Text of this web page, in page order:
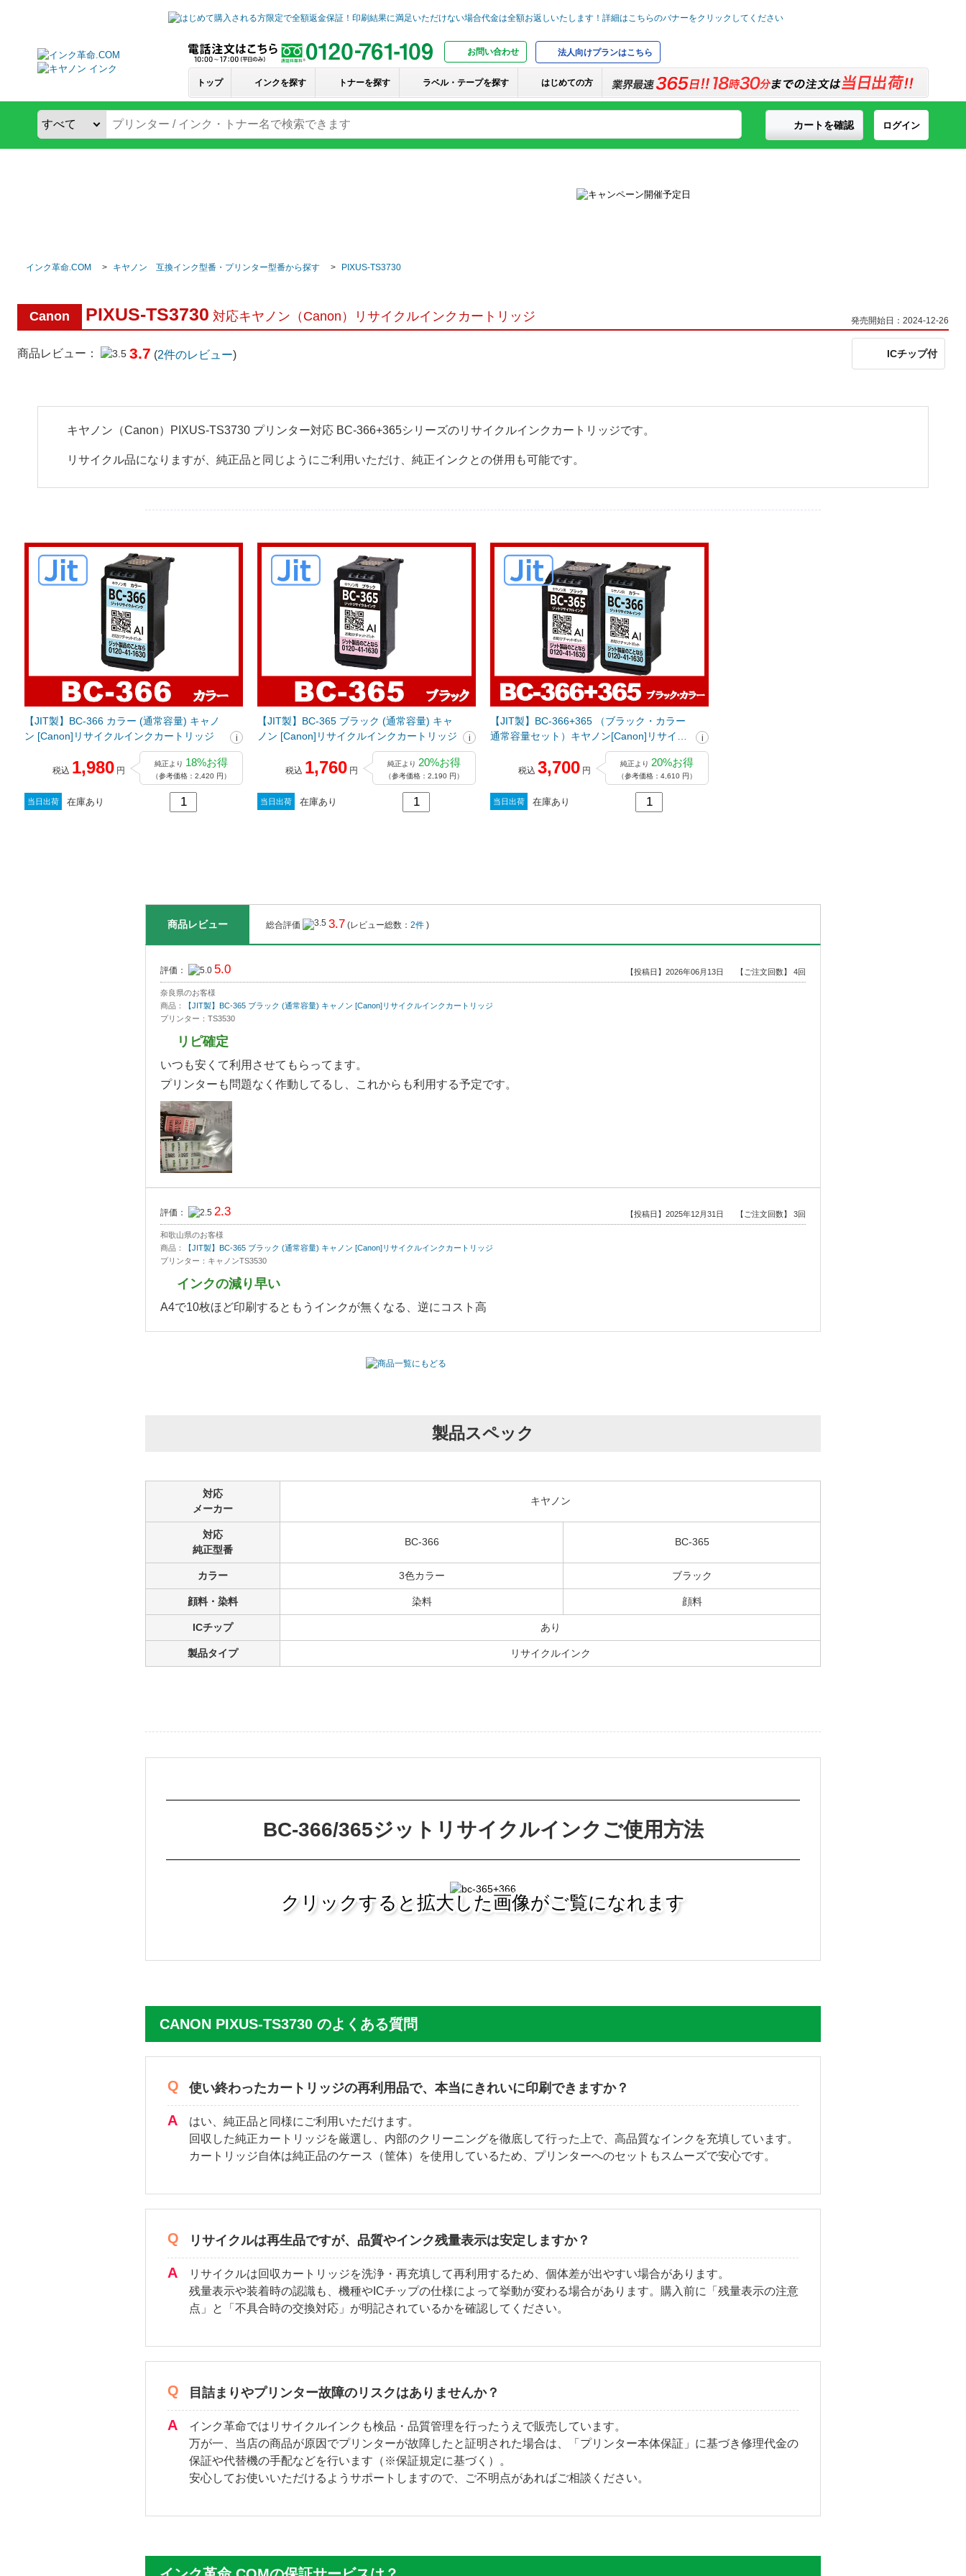
お問い合わせ 法人向けプランはこちら
トップ インクを探す トナーを探す ラベル・テープを探す はじめての方
ログイン
カートを確認
インク革命.COM キヤノン 互換インク型番・プリンター型番から探す PIXUS-TS3730
Canon PIXUS-TS3730 対応キヤノン（Canon）リサイクルインクカートリッジ 発売開始日：2024-12-26
商品レビュー： 3.7 (2件のレビュー) ICチップ付
キヤノン（Canon）PIXUS-TS3730 プリンター対応 BC-366+365シリーズのリサイクルインクカートリッジです。
リサイクル品になりますが、純正品と同じようにご利用いただけ、純正インクとの併用も可能です。
【JIT製】BC-366 カラー (通常容量) キャノ
ン [Canon]リサイクルインクカートリッジ
税込 1,980 円
純正より 18%お得
（参考価格：2,420 円）
当日出荷 在庫あり
【JIT製】BC-365 ブラック (通常容量) キャ
ノン [Canon]リサイクルインクカートリッジ
税込 1,760 円
純正より 20%お得
（参考価格：2,190 円）
当日出荷 在庫あり
【JIT製】BC-366+365 （ブラック・カラー
通常容量セット）キヤノン[Canon]リサイク
税込 3,700 円
純正より 20%お得
（参考価格：4,610 円）
当日出荷 在庫あり
商品レビュー 総合評価 3.7 (レビュー総数： 2件 )
評価： 5.0 【ご注文回数】 4回
【投稿日】2026年06月13日
奈良県のお客様
商品：
【JIT製】BC-365 ブラック (通常容量) キャノン [Canon]リサイクルインクカートリッジ
プリンター：TS3530
リピ確定
いつも安くて利用させてもらってます。
プリンターも問題なく作動してるし、これからも利用する予定です。
評価： 2.3 【ご注文回数】 3回
【投稿日】2025年12月31日
和歌山県のお客様
商品：
【JIT製】BC-365 ブラック (通常容量) キャノン [Canon]リサイクルインクカートリッジ
プリンター：キャノンTS3530
インクの減り早い
A4で10枚ほど印刷するともうインクが無くなる、逆にコスト高
製品スペック
対応
メーカー
キヤノン
対応
純正型番
BC-366 BC-365
カラー 3色カラー ブラック
顔料・染料 染料 顔料
ICチップ あり
製品タイプ リサイクルインク
BC-366/365ジットリサイクルインクご使用方法
クリックすると拡大した画像がご覧になれます
CANON PIXUS-TS3730 のよくある質問
使い終わったカートリッジの再利用品で、本当にきれいに印刷できますか？
はい、純正品と同様にご利用いただけます。
回収した純正カートリッジを厳選し、内部のクリーニングを徹底して行った上で、高品質なインクを充填しています。
カートリッジ自体は純正品のケース（筐体）を使用しているため、プリンターへのセットもスムーズで安心です。
リサイクルは再生品ですが、品質やインク残量表示は安定しますか？
リサイクルは回収カートリッジを洗浄・再充填して再利用するため、個体差が出やすい場合があります。
残量表示や装着時の認識も、機種やICチップの仕様によって挙動が変わる場合があります。購入前に「残量表示の注意
点」と「不具合時の交換対応」が明記されているかを確認してください。
目詰まりやプリンター故障のリスクはありませんか？
インク革命ではリサイクルインクも検品・品質管理を行ったうえで販売しています。
万が一、当店の商品が原因でプリンターが故障したと証明された場合は、「プリンター本体保証」に基づき修理代金の
保証や代替機の手配などを行います（※保証規定に基づく）。
安心してお使いいただけるようサポートしますので、ご不明点があればご相談ください。